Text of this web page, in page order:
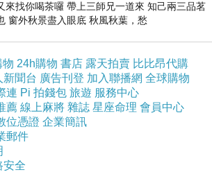
懷六甲 且穿得像個衣架越來越熱
來找你喝茶囉 帶上三師兄一道來 知己兩三品茗
窗外秋景盡入眼底 秋風秋葉，愁
物 24h購物 書店 露天拍賣 比比昂代購
新聞台 廣告刊登 加入聯播網 全球購物
連 Pi 拍錢包 旅遊 服務中心
薦 線上麻將 雜誌 星座命理 會員中心
位憑證 企業簡訊
郵件
安全